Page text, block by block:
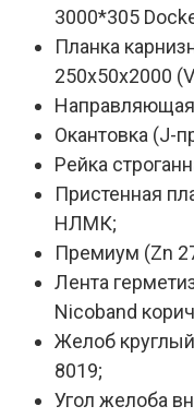
3000*305
Планка
250х50х2000
Окантовка (J-
Рейка
Пристенная
НЛМК;
Премиум (Zn
Лента
Nicoband
Желоб
8019;
Угол желоба